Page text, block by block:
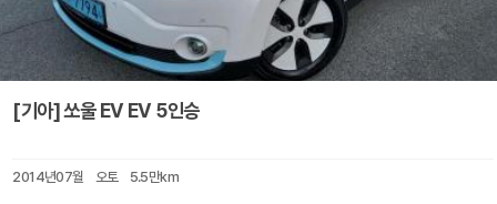
[기아] 쏘울 EV EV 5인승
2014년07월 오토 5.5만km